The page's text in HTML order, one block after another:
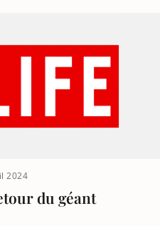
2024
du géant